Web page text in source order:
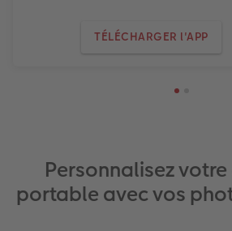
TÉLÉCHARGER l'APP
Personnalisez
portable avec vos